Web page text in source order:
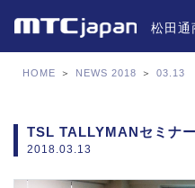
松田通
HOME ＞ NEWS 2018 ＞ 03.13
TSL TALLYMANセミナ
2018.03.13